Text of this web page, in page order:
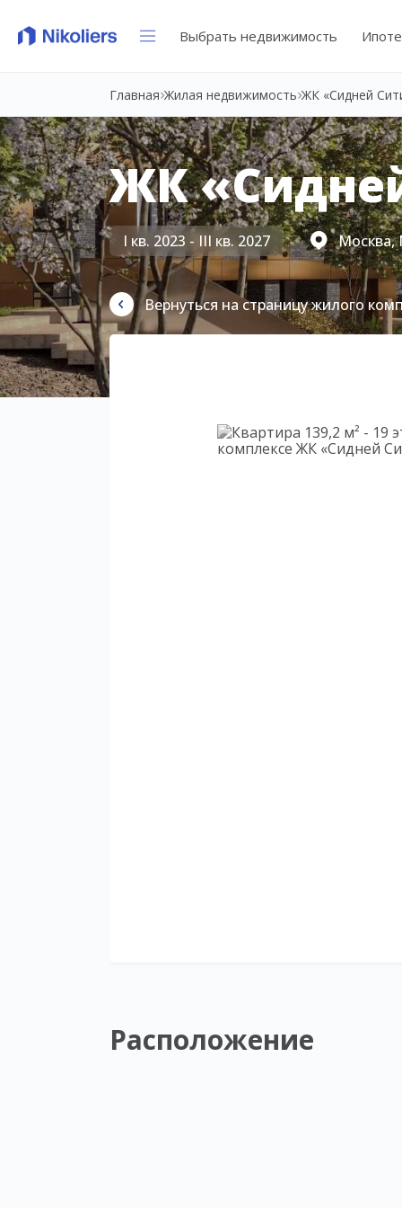
Выбрать недвижимость
Главная Жилая недвижимость ЖК «Сидней
ЖК
I кв. 2023 - III кв. 2027 Москва,
Вернуться на страницу жилого
Расположение